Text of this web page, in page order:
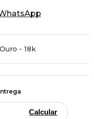
Ouro - 18k
Calcular